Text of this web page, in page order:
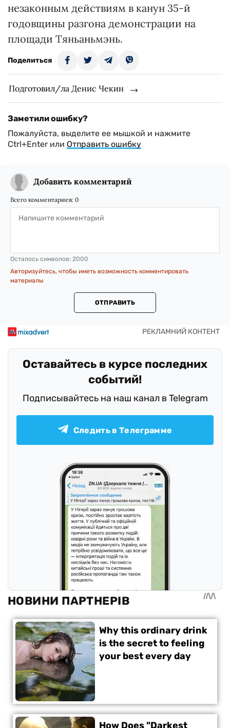
незаконным действиям в канун 35-й
годовщины разгона демонстрации на
площади Тяньаньмэнь.
Поделиться
Подготовил/ла Денис Чекин
Заметили ошибку?
Пожалуйста, выделите ее мышкой и нажмите
Ctrl+Enter или Отправить ошибку
Добавить комментарий
Всего комментариев: 0
Осталось символов: 2000
Авторизуйтесь, чтобы иметь возможность комментировать
материалы
ОТПРАВИТЬ
Оставайтесь в курсе последних
событий!
Подписывайтесь на наш канал в Telegram
Следить в Телеграмме